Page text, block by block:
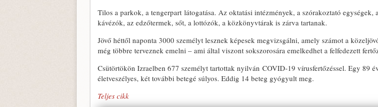
Tilos a parkok, a tengerpart látogatása. Az oktatási intézmények, a szórakoztató egységek,
kávézók, az edzőtermek, sőt, a lottózók, a közkönyvtárak is zárva tartanak.
Jövő héttől naponta 3000 személyt lesznek képesek megvizsgálni, amely számot a
még többre terveznek emelni – ami által viszont sokszorosára emelkedhet a felfedezett
Csütörtökön Izraelben 677 személyt tartottak nyilván COVID-19 vírusfertőzéssel. Egy 89
életveszélyes, két további betegé súlyos. Eddig 14 beteg gyógyult meg.
Teljes cikk